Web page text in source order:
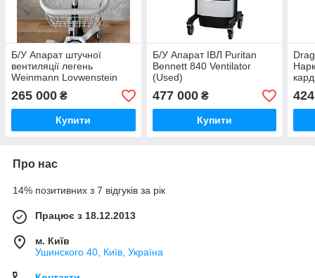
Б/У Апарат штучної
вентиляції легень
Weinmann Lovwenstein
Prisma VENT 50 Ventilator
(Used)
265 000 ₴
Купити
Б/У Апарат ІВЛ Puritan
Bennett 840 Ventilator
(Used)
477 000₴
Купити
Про нас
14% позитивних з 7 відгуків за рік
Працює з 18.12.2013
м. Київ
Ушинского 40, Київ, Україна